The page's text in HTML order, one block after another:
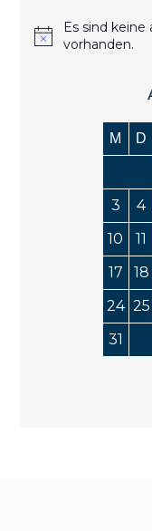
Es sind
vorhanden.
M D
3
4
10
11
17
18
24 25
31